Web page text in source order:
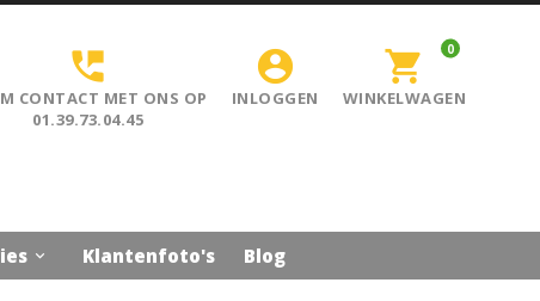

CONTACT MET ONS OP
01.39.73.04.45

INLOGGEN
shopping_cart
WINKELWAGEN
0
 Klantenfoto's Blog